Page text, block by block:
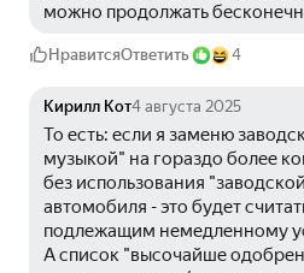
можно продолжать
НравитсяОтветить 4
Кирилл Кот4 августа 2025
То есть: если я заменю
музыкой" на гораздо более
без использования
автомобиля - это будет
подлежащим немедленному
А список "высочайше